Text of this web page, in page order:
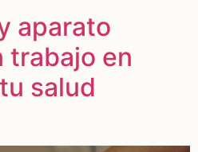
aparato
trabajo en
salud